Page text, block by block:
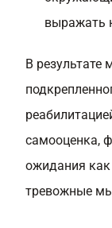
выражать
В результате
самооценка,
ожидания как
тревожные